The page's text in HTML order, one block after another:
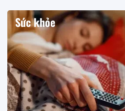
Sức khỏe